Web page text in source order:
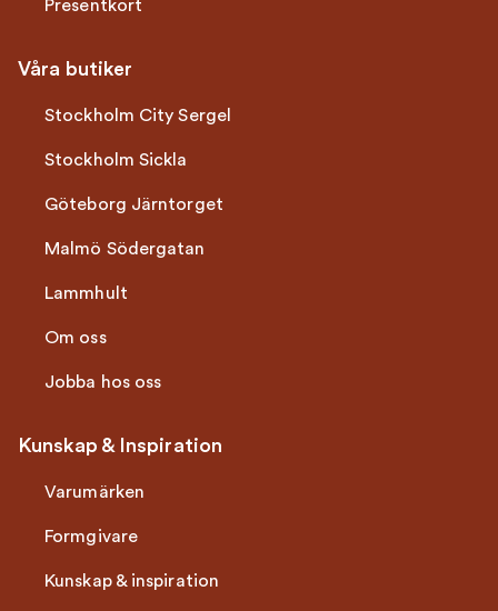
Presentkort
Våra butiker
Stockholm City Sergel
Stockholm Sickla
Göteborg Järntorget
Malmö Södergatan
Lammhult
Om oss
Jobba hos oss
Kunskap & Inspiration
Varumärken
Formgivare
Kunskap & inspiration